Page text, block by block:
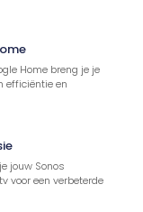
Home breng je je
efficiëntie en
jouw Sonos
voor een verbeterde